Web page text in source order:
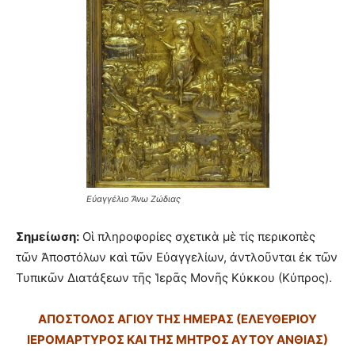
Εὐαγγέλιο Ἄνω Ζώδιας
Σημείωση: Οἱ πληροφορίες σχετικὰ μὲ τίς περικοπὲς
τῶν Ἀποστόλων καὶ τῶν Εὐαγγελίων, ἀντλοῦνται ἐκ τῶν
Τυπικῶν Διατάξεων τῆς Ἱερᾶς Μονῆς Κύκκου (Κύπρος).
ΑΠΟΣΤΟΛΟΣ ΑΓΙΟΥ ΤΗΣ ΗΜΕΡΑΣ (ΕΛΕΥΘΕΡΙΟΥ
ΙΕΡΟΜΑΡΤΥΡΟΣ ΚΑΙ ΤΗΣ ΜΗΤΡΟΣ ΑΥΤΟΥ ΑΝΘΙΑΣ)